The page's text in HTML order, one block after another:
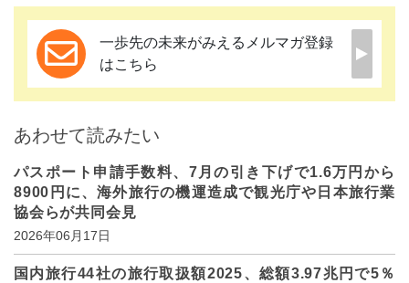
一歩先の未来がみえるメルマガ登録
はこちら
あわせて読みたい
パスポート申請手数料、7月の引き下げで1.6万円から
8900円に、海外旅行の機運造成で観光庁や日本旅行業
協会らが共同会見
2026年06月17日
国内旅行44社の旅行取扱額2025、総額3.97兆円で5％